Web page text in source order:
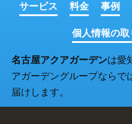
サービス 料金 事例
個人情報の
名古屋アクアガーデンは愛
アガーデングループならで
届けします。